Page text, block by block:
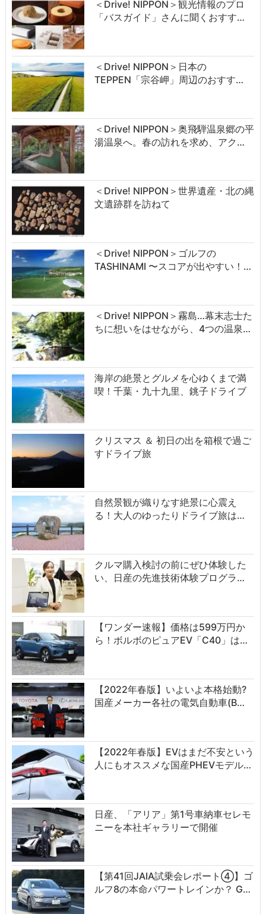
＜Drive! NIPPON＞観光情報のプロ
「バスガイド」さんに聞くおすす…
＜Drive! NIPPON＞日本の
TEPPEN「宗谷岬」周辺のおすす…
＜Drive! NIPPON＞奥飛騨温泉郷の平
湯温泉へ。春の訪れを求め、アク…
＜Drive! NIPPON＞世界遺産・北の縄
文遺跡群を訪ねて
＜Drive! NIPPON＞ゴルフの
TASHINAMI 〜スコアが出やすい！…
＜Drive! NIPPON＞霧島…幕末志士た
ちに想いをはせながら、4つの温泉…
海岸の絶景とグルメを心ゆくまで満
喫！千葉・九十九里、銚子ドライブ
クリスマス ＆ 初日の出を箱根で過ご
すドライブ旅
自然景観が織りなす絶景に心震え
る！大人のゆったりドライブ旅は…
クルマ購入検討の前にぜひ体験した
い、日産の先進技術体験プログラ…
【ワンダー速報】価格は599万円か
ら！ボルボのピュアEV「C40」は…
【2022年春版】いよいよ本格始動?
国産メーカー各社の電気自動車(B…
【2022年春版】EVはまだ不安という
人にもオススメな国産PHEVモデル…
日産、「アリア」第1号車納車セレモ
ニーを本社ギャラリーで開催
【第41回JAIA試乗会レポート④】ゴ
ルフ8の本命パワートレインか？ G…